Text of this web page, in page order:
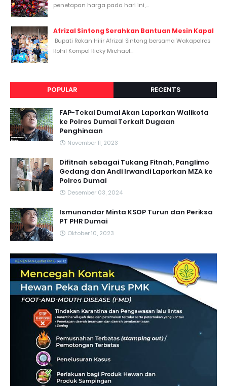
penetapan harga pada hari ini,...
Afrizal Sintong Serahkan Bantuan Mesin Kapal
Bupati Rokan Hilir Afrizal Sintong bersama Wakapolres
Rohil Kompol Ricky Michael...
POPULAR RECENTS
FAP-Tekal Dumai Akan Laporkan Walikota
ke Polres Dumai Terkait Dugaan
Penghinaan
November 11, 2023
Difitnah sebagai Tukang Fitnah, Panglimo
Gedang dan Andi Irwandi Laporkan MZA ke
Polres Dumai
Desember 03, 2024
Ismunandar Minta KSOP Turun dan Periksa
PT PHR Dumai
Oktober 10, 2023